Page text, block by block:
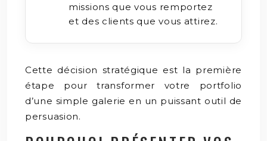
missions que vous remportez
et des clients que vous attirez.
Cette décision stratégique est la première
étape pour transformer votre portfolio
d’une simple galerie en un puissant outil de
persuasion.